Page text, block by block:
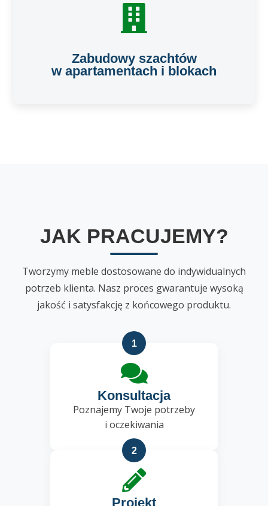
Zabudowy szachtów
w apartamentach i blokach
JAK PRACUJEMY?
Tworzymy meble dostosowane do indywidualnych
potrzeb klienta. Nasz proces gwarantuje wysoką
jakość i satysfakcję z końcowego produktu.
1
Konsultacja
Poznajemy Twoje potrzeby
i oczekiwania
2
Projekt